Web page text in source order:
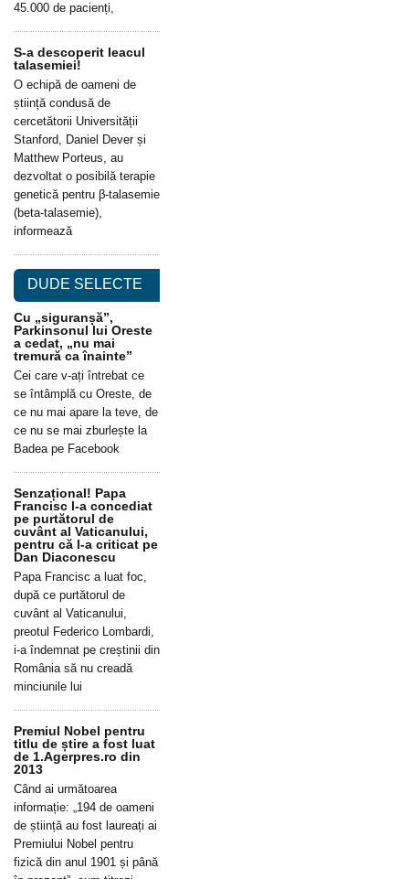
45.000 de pacienți,
S-a descoperit leacul
talasemiei!
O echipă de oameni de
știință condusă de
cercetătorii Universității
Stanford, Daniel Dever și
Matthew Porteus, au
dezvoltat o posibilă terapie
genetică pentru β-talasemie
(beta-talasemie),
informează
DUDE SELECTE
Cu „siguranșă”,
Parkinsonul lui Oreste
a cedat, „nu mai
tremură ca înainte”
Cei care v-ați întrebat ce
se întâmplă cu Oreste, de
ce nu mai apare la teve, de
ce nu se mai zburlește la
Badea pe Facebook
Senzațional! Papa
Francisc l-a concediat
pe purtătorul de
cuvânt al Vaticanului,
pentru că l-a criticat pe
Dan Diaconescu
Papa Francisc a luat foc,
după ce purtătorul de
cuvânt al Vaticanului,
preotul Federico Lombardi,
i-a îndemnat pe creștinii din
România să nu creadă
minciunile lui
Premiul Nobel pentru
titlu de știre a fost luat
de 1.Agerpres.ro din
2013
Când ai următoarea
informație: „194 de oameni
de știință au fost laureați ai
Premiului Nobel pentru
fizică din anul 1901 și până